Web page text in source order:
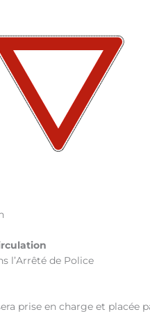
l’Arrêté de Police
prise en charge et placée